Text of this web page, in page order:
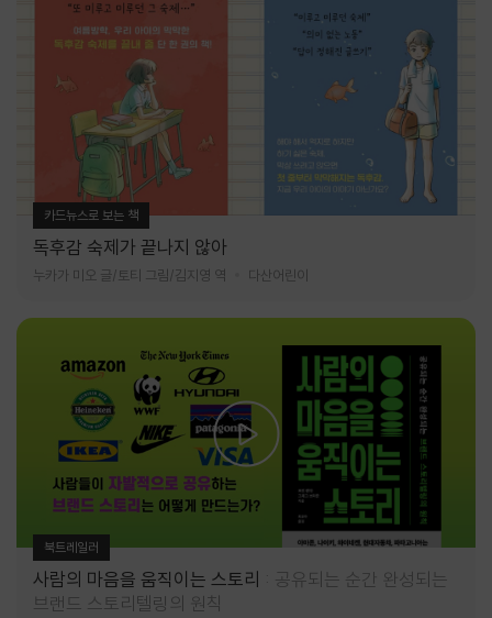
카드뉴스로 보는 책
독후감 숙제가 끝나지 않아
누카가 미오 글/토티 그림/김지영 역 다산어린이
북트레일러
사람의 마음을 움직이는 스토리
공유되는 순간 완성되는
브랜드 스토리텔링의 원칙